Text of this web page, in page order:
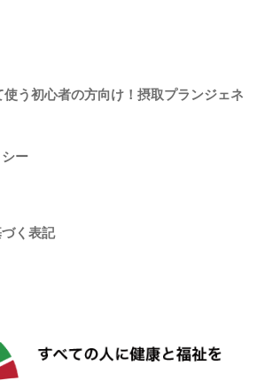
う初心者の方向け！摂取プランジェネ
ー
く表記